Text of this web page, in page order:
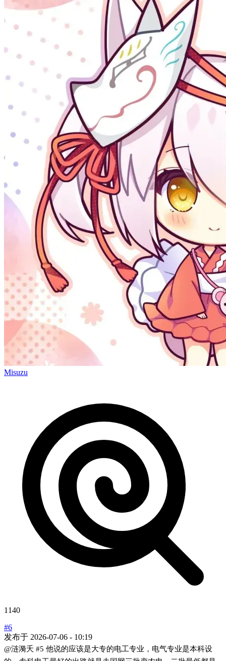
Misuzu
1140
#6
发布于 2026-07-06 - 10:19
@涟漪夭 #5 他说的应该是大专的电工专业，电气专业是本科设